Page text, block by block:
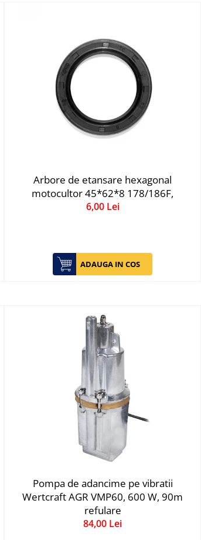
Arbore de etansare hexagonal
motocultor 45*62*8 178/186F,
6,00 Lei
ADAUGA IN COS
Pompa de adancime pe vibratii
Wertcraft AGR VMP60, 600 W, 90m
refulare
84,00 Lei